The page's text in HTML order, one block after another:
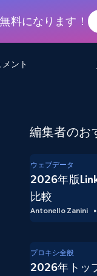
料になります！
らの
し、行動
ルキッ
メント
編集者のお
ウェブデータ
2026年版
比較
Antonello Zanini
プロキシ全般
2026年トッ